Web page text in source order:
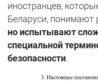
иностранцев,
Беларуси, понимают
но испытывают
специальной
безопасности.